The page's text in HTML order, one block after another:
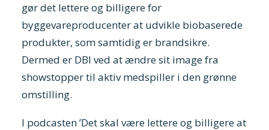
gør det lettere og billigere for
byggevareproducenter at udvikle biobaserede
produkter, som samtidig er brandsikre.
Dermed er DBI ved at ændre sit image fra
showstopper til aktiv medspiller i den grønne
omstilling.
I podcasten ’Det skal være lettere og billigere at